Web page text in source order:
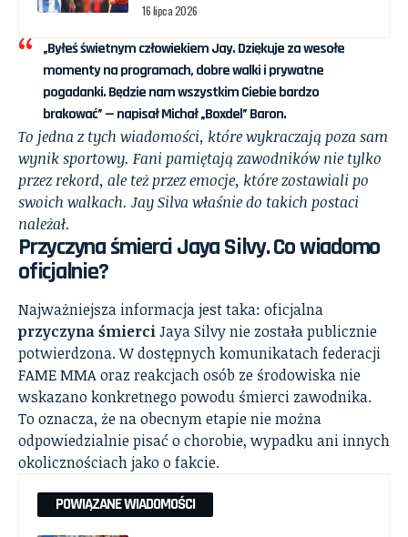
16 lipca 2026
„Byłeś świetnym człowiekiem Jay. Dziękuje za wesołe
momenty na programach, dobre walki i prywatne
pogadanki. Będzie nam wszystkim Ciebie bardzo
brakować” — napisał Michał „Boxdel” Baron.
To jedna z tych wiadomości, które wykraczają poza sam
wynik sportowy. Fani pamiętają zawodników nie tylko
przez rekord, ale też przez emocje, które zostawiali po
swoich walkach. Jay Silva właśnie do takich postaci
należał.
Przyczyna śmierci Jaya Silvy. Co wiadomo
oficjalnie?
Najważniejsza informacja jest taka: oficjalna
przyczyna śmierciJaya Silvy nie została publicznie
potwierdzona. W dostępnych komunikatach federacji
FAME MMA oraz reakcjach osób ze środowiska nie
wskazano konkretnego powodu śmierci zawodnika.
To oznacza, że na obecnym etapie nie można
odpowiedzialnie pisać o chorobie, wypadku ani innych
okolicznościach jako o fakcie.
POWIĄZANE WIADOMOŚCI